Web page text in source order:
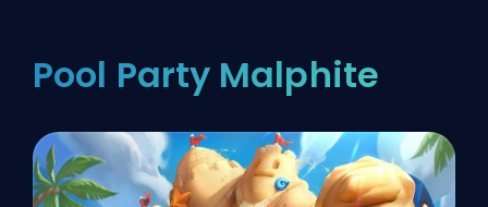
Pool Party Malphite